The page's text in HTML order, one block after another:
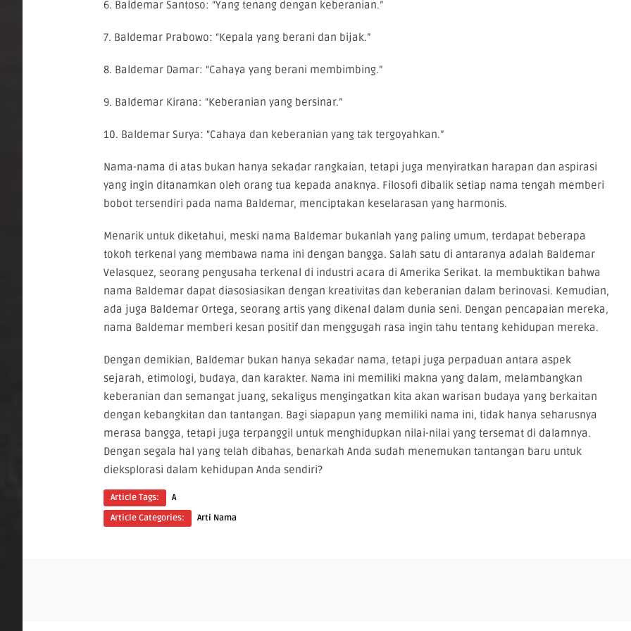
6. Baldemar Santoso: “Yang tenang dengan keberanian.”
7. Baldemar Prabowo: “Kepala yang berani dan bijak.”
8. Baldemar Damar: “Cahaya yang berani membimbing.”
9. Baldemar Kirana: “Keberanian yang bersinar.”
10. Baldemar Surya: “Cahaya dan keberanian yang tak tergoyahkan.”
Nama-nama di atas bukan hanya sekadar rangkaian, tetapi juga menyiratkan harapan dan aspirasi
yang ingin ditanamkan oleh orang tua kepada anaknya. Filosofi dibalik setiap nama tengah memberi
bobot tersendiri pada nama Baldemar, menciptakan keselarasan yang harmonis.
Menarik untuk diketahui, meski nama Baldemar bukanlah yang paling umum, terdapat beberapa
tokoh terkenal yang membawa nama ini dengan bangga. Salah satu di antaranya adalah Baldemar
Velasquez, seorang pengusaha terkenal di industri acara di Amerika Serikat. Ia membuktikan bahwa
nama Baldemar dapat diasosiasikan dengan kreativitas dan keberanian dalam berinovasi. Kemudian,
ada juga Baldemar Ortega, seorang artis yang dikenal dalam dunia seni. Dengan pencapaian mereka,
nama Baldemar memberi kesan positif dan menggugah rasa ingin tahu tentang kehidupan mereka.
Dengan demikian, Baldemar bukan hanya sekadar nama, tetapi juga perpaduan antara aspek
sejarah, etimologi, budaya, dan karakter. Nama ini memiliki makna yang dalam, melambangkan
keberanian dan semangat juang, sekaligus mengingatkan kita akan warisan budaya yang berkaitan
dengan kebangkitan dan tantangan. Bagi siapapun yang memiliki nama ini, tidak hanya seharusnya
merasa bangga, tetapi juga terpanggil untuk menghidupkan nilai-nilai yang tersemat di dalamnya.
Dengan segala hal yang telah dibahas, benarkah Anda sudah menemukan tantangan baru untuk
dieksplorasi dalam kehidupan Anda sendiri?
Article Tags:
A
Article Categories:
Arti Nama